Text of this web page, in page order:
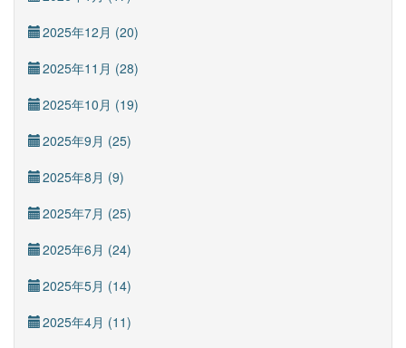
2025年12月 (20)
2025年11月 (28)
2025年10月 (19)
2025年9月 (25)
2025年8月 (9)
2025年7月 (25)
2025年6月 (24)
2025年5月 (14)
2025年4月 (11)